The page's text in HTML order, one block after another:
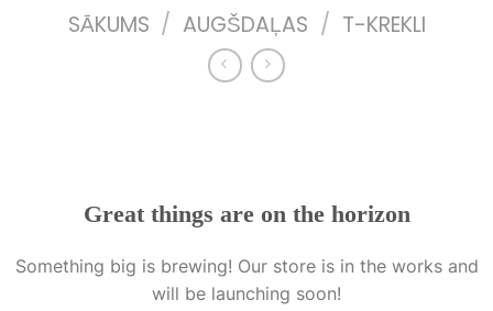
SĀKUMS / AUGŠDAĻAS / T-KREKLI
Great things are on the horizon
Something big is brewing! Our store is in the works and
will be launching soon!